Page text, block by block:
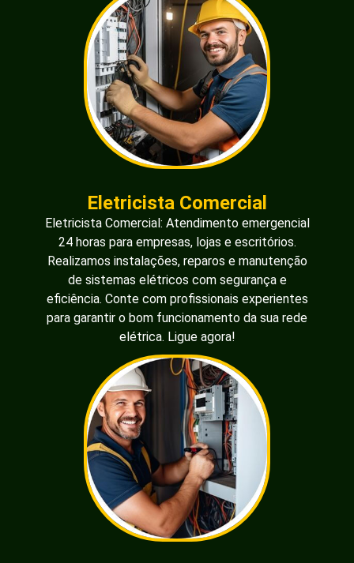
Eletricista Comercial
Eletricista Comercial: Atendimento emergencial
24 horas para empresas, lojas e escritórios.
Realizamos instalações, reparos e manutenção
de sistemas elétricos com segurança e
eficiência. Conte com profissionais experientes
para garantir o bom funcionamento da sua rede
elétrica. Ligue agora!